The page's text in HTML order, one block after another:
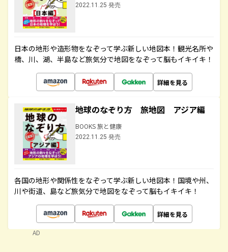
2022.11.25 発売
日本の地形や造形物をなぞって学ぶ新しい地図本！観光名所や
橋、川、湖、半島など旅気分で地図をなぞって脳もイキイキ！
詳細を見る
地球のなぞり方 旅地図 アジア編
BOOKS 旅と健康
2022.11.25 発売
各国の地形や関係性をなぞって学ぶ新しい地図本！国境や州、
川や街道、島など旅気分で地図をなぞって脳もイキイキ！
詳細を見る
AD